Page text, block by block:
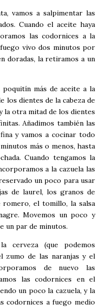
vamos a salpimentar las
Cuando el aceite haya
las codornices a la
vivo dos minutos por
doradas, la retiramos a un
poquitín más de aceite a la
los dientes de la cabeza de
la otra mitad de los dientes
Añadimos también las
y vamos a cocinar todo
más o menos, hasta
Cuando tengamos la
a la cazuela las
un poco para usar
de laurel, los granos de
romero, el tomillo, la salsa
Movemos un poco y
un par de minutos.
cerveza (que podemos
zumo de las naranjas y el
de nuevo las
las codornices en el
un poco la cazuela, y la
codornices a fuego medio